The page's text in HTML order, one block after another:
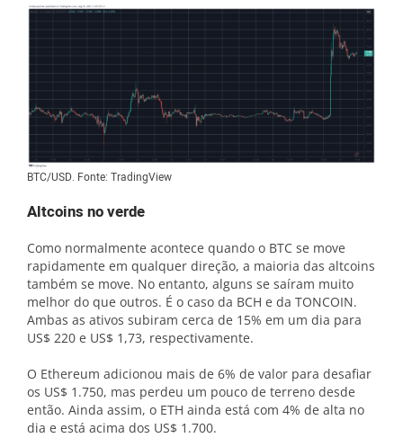
BTC/USD. Fonte: TradingView
Altcoins no verde
Como normalmente acontece quando o BTC se move
rapidamente em qualquer direção, a maioria das altcoins
também se move. No entanto, alguns se saíram muito
melhor do que outros. É o caso da BCH e da TONCOIN.
Ambas as ativos subiram cerca de 15% em um dia para
US$ 220 e US$ 1,73, respectivamente.
O Ethereum adicionou mais de 6% de valor para desafiar
os US$ 1.750, mas perdeu um pouco de terreno desde
então. Ainda assim, o ETH ainda está com 4% de alta no
dia e está acima dos US$ 1.700.